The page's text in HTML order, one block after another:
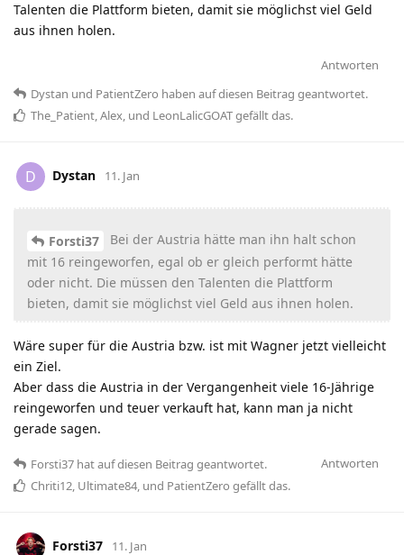
Talenten die Plattform bieten, damit sie möglichst viel Geld
aus ihnen holen.
Antworten
Dystan und PatientZero haben auf diesen Beitrag geantwortet.
The_Patient,Alex, und LeonLalicGOATgefällt das.
D Dystan 11. Jan
Forsti37
Bei der Austria hätte man ihn halt schon
mit 16 reingeworfen, egal ob er gleich performt hätte
oder nicht. Die müssen den Talenten die Plattform
bieten, damit sie möglichst viel Geld aus ihnen holen.
Wäre super für die Austria bzw. ist mit Wagner jetzt vielleicht
ein Ziel.
Aber dass die Austria in der Vergangenheit viele 16-Jährige
reingeworfen und teuer verkauft hat, kann man ja nicht
gerade sagen.
Antworten
Forsti37 hatauf diesen Beitrag geantwortet.
Chriti12, Ultimate84, und PatientZero gefällt das.
Forsti37 11. Jan